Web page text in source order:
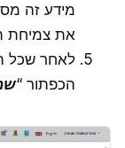
מידע זה
את צמיחת
לאחר שכל
הכפתור “